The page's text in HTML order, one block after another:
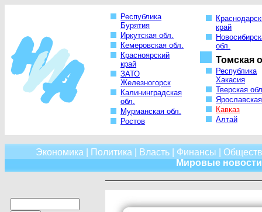
Республика
Бурятия
Иркутская обл.
Кемеровская обл.
Красноярский
край
ЗАТО
Железногорск
Калининградская
обл.
Мурманская обл.
Ростов
край
обл.
Томская
Республика
Хакасия
Тверская
Кавказ
Алтай
Экономика Политика Власть| Финансы
Мировые новости